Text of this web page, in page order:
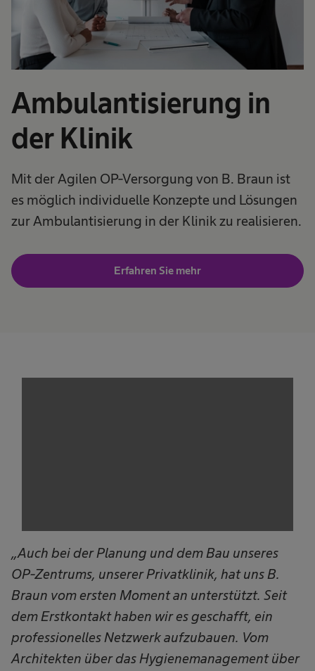
Ambulantisierung in
der Klinik
Mit der Agilen OP-Versorgung von B. Braun ist
es möglich individuelle Konzepte und Lösungen
zur Ambulantisierung in der Klinik zu realisieren.
Erfahren Sie mehr
„Auch bei der Planung und dem Bau unseres
OP-Zentrums, unserer Privatklinik, hat uns B.
Braun vom ersten Moment an unterstützt. Seit
dem Erstkontakt haben wir es geschafft, ein
professionelles Netzwerk aufzubauen. Vom
Architekten über das Hygienemanagement über